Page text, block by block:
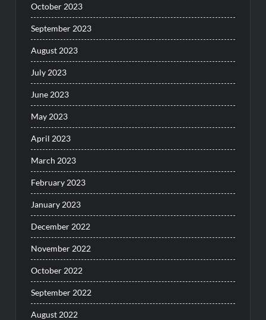
October 2023
September 2023
August 2023
July 2023
June 2023
May 2023
April 2023
March 2023
February 2023
January 2023
December 2022
November 2022
October 2022
September 2022
August 2022